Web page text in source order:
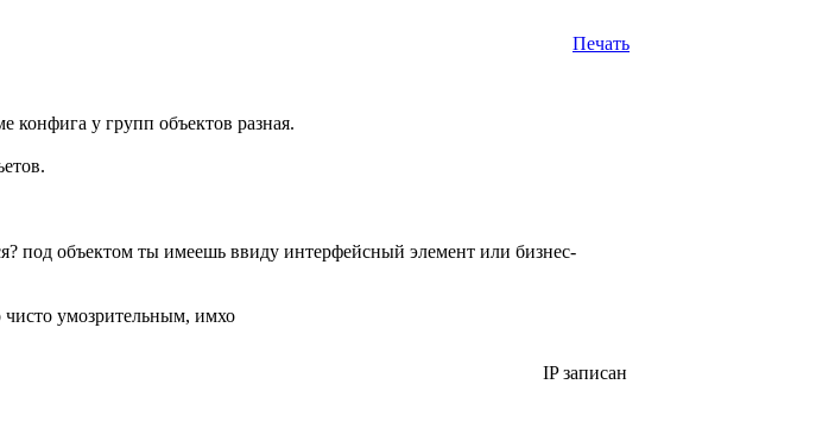
Печать
конфига у групп объектов разная.
под объектом ты имеешь ввиду интерфейсный элемент или бизнес-
умозрительным, имхо
IP записан